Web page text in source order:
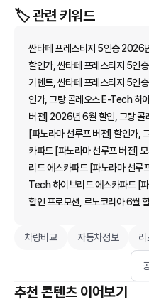
🏷️ 관련 키워드
싼타페 프레스티지 5인승 2026
할인가, 싼타페 프레스티지 5인
기렌트, 싼타페 프레스티지 5인
인가, 그랑 콜레오스 E-Tech 하
버전] 2026년 6월 할인, 그랑 콜
[파노라마 선루프 버전] 할인가,
카파드 [파노라마 선루프 버전]
리드 에스카파드 [파노라마 선루
Tech 하이브리드 에스카파드 [
할인 프로모션, 르노코리아 6월
차량비교 자동차정보 리
추천 콘텐츠 이어보기